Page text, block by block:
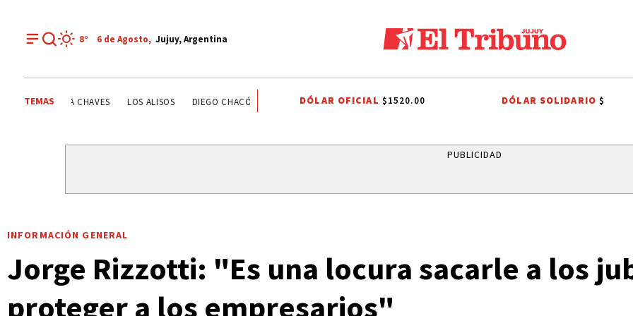
8° 6 de Agosto, Jujuy, Argentina
TEMAS ESTATALES DEPORTE RECREATIVO YAMILA CHAVES LOS ALISOS DIEGO CHACÓN PRIMERA NACIONAL LIGA
DÓLAR OFICIAL $1520.00 DÓLAR SOLIDARIO$
PUBLICIDAD
INFORMACIÓN GENERAL
Jorge Rizzotti: "Es una locura sacarle a los
proteger a los empresarios"